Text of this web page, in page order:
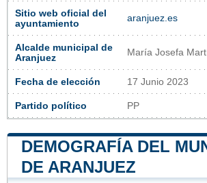
Sitio web oficial del
ayuntamiento
aranjuez.es
Alcalde municipal de
Aranjuez
María Josefa
Fecha de elección 17 Junio 2023
Partido político PP
DEMOGRAFÍA DEL
DE ARANJUEZ